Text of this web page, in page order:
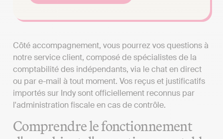
Côté accompagnement, vous pourrez vos questions à
notre service client, composé de spécialistes de la
comptabilité des indépendants, via le chat en direct
ou par e-mail à tout moment. Vos reçus et justificatifs
importés sur Indy sont officiellement reconnus par
l'administration fiscale en cas de contrôle.
Comprendre le fonctionnement